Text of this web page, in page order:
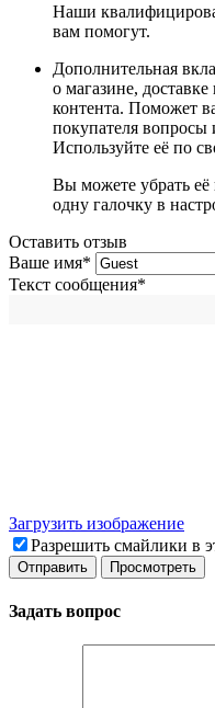
Наши
вам помогут.
Дополнительная
о магазине,
контента. Поможет
покупателя вопросы
Используйте её по
Вы можете убрать её
одну галочку в
Оставить отзыв
Ваше имя*
Текст сообщения*
Загрузить изображение
Разрешить смайлики в
Задать вопрос